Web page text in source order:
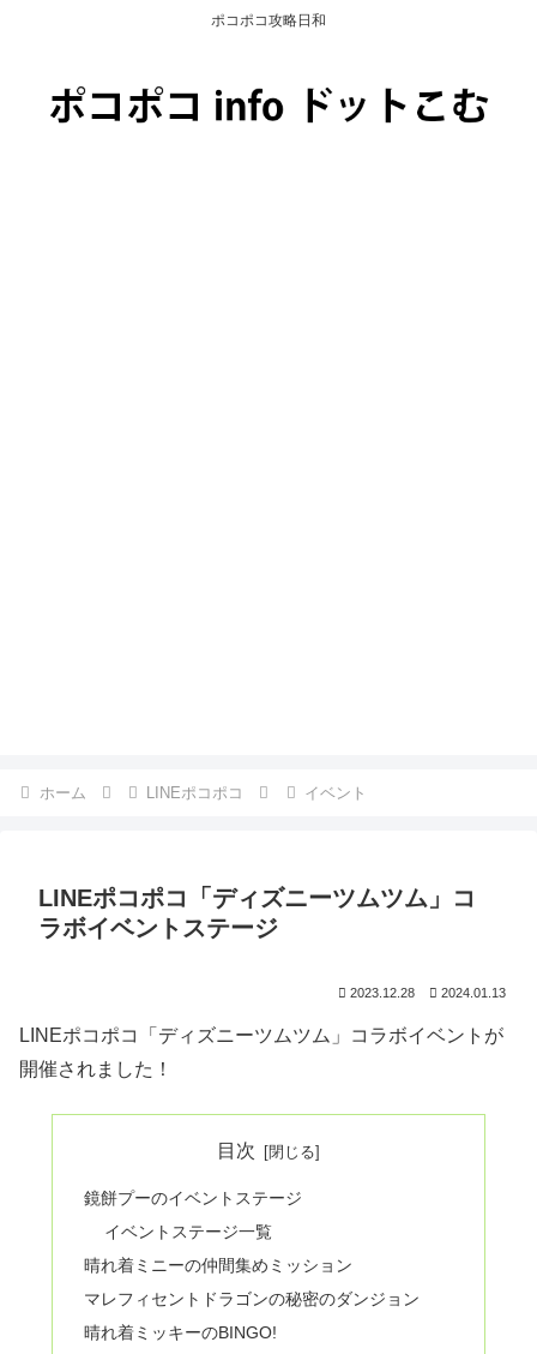
ポコポコ攻略日和
ホーム LINEポコポコ イベント
LINEポコポコ「ディズニーツムツム」コ
ラボイベントステージ
2023.12.28 2024.01.13
LINEポコポコ「ディズニーツムツム」コラボイベントが
開催されました！
目次
鏡餅プーのイベントステージ
イベントステージ一覧
晴れ着ミニーの仲間集めミッション
マレフィセントドラゴンの秘密のダンジョン
晴れ着ミッキーのBINGO!